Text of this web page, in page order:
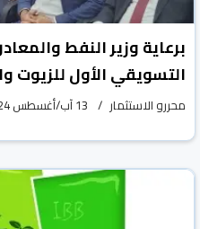
برعاية وزير النفط
التسويقي الأول للزيوت
محررو الاستثمار 13 آب/أغسطس 2024